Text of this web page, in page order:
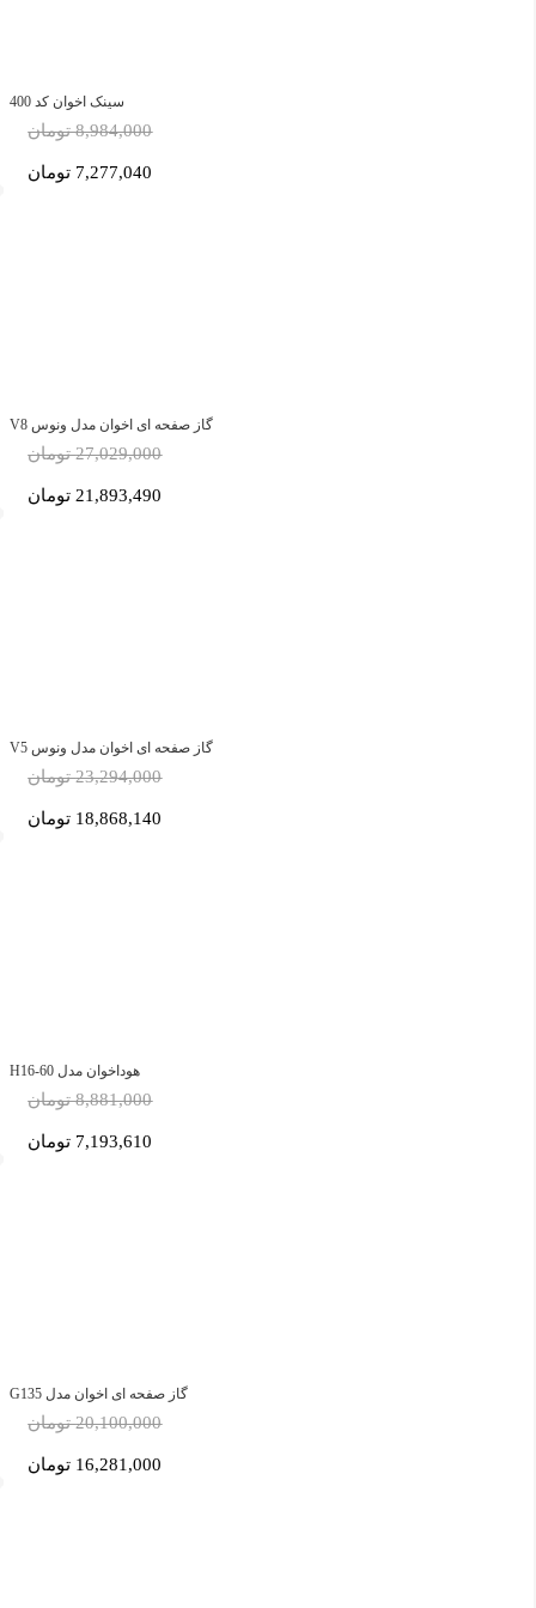
سینک اخوان کد 400
8,984,000 تومان
7,277,040 تومان
گاز صفحه ای اخوان مدل ونوس V8
27,029,000 تومان
21,893,490 تومان
گاز صفحه ای اخوان مدل ونوس V5
23,294,000 تومان
18,868,140 تومان
هوداخوان مدل H16-60
8,881,000 تومان
7,193,610 تومان
گاز صفحه ای اخوان مدل G135
20,100,000 تومان
16,281,000 تومان